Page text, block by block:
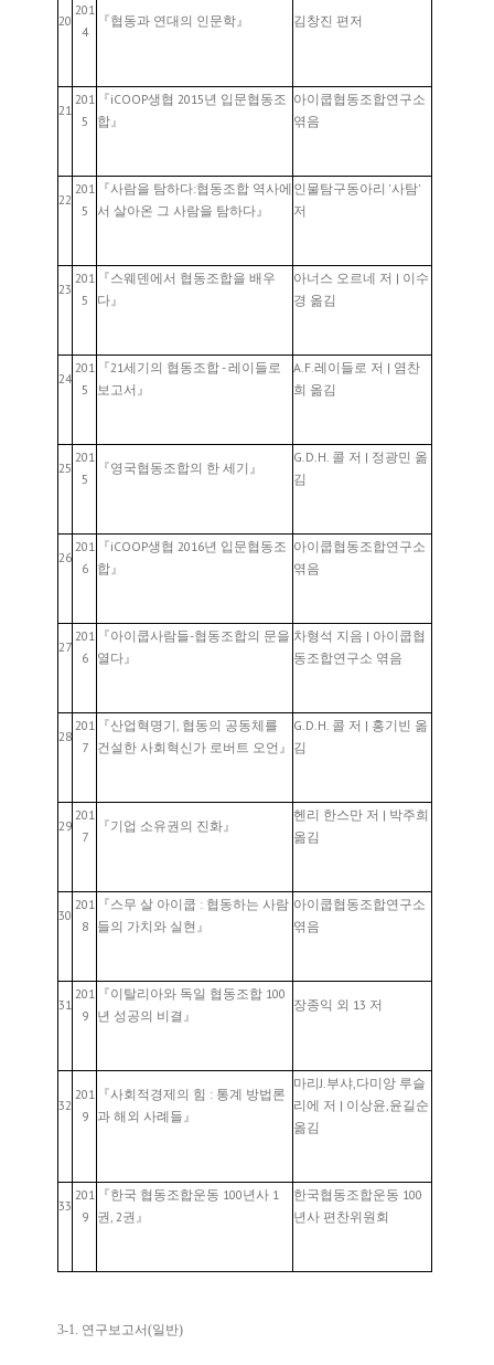
20
201
4
『협동과 연대의 인문학』 김창진 편저
21
201
5
『iCOOP생협 2015년 입문협동조
합』
아이쿱협동조합연구소
엮음
22
201
5
『사람을 탐하다:협동조합 역사에
서 살아온 그 사람을 탐하다』
인물탐구동아리 '사탐'
저
23
201
5
『스웨덴에서 협동조합을 배우
다』
아너스 오르네 저 | 이수
경 옮김
24
201
5
『21세기의 협동조합 - 레이들로
보고서』
A.F.레이들로 저 | 염찬
희 옮김
25
201
5
『영국협동조합의 한 세기』
G.D.H. 콜 저 | 정광민 옮
김
26
201
6
『iCOOP생협 2016년 입문협동조
합』
아이쿱협동조합연구소
엮음
27
201
6
『아이쿱사람들-협동조합의 문을
열다』
차형석 지음 | 아이쿱협
동조합연구소 엮음
28
201
7
『산업혁명기, 협동의 공동체를
건설한 사회혁신가 로버트 오언』
G.D.H. 콜 저 | 홍기빈 옮
김
29
201
7
『기업 소유권의 진화』
헨리 한스만 저 | 박주희
옮김
30
201
8
『스무 살 아이쿱 : 협동하는 사람
들의 가치와 실현』
아이쿱협동조합연구소
엮음
31
201
9
『이탈리아와 독일 협동조합 100
년 성공의 비결』
장종익 외 13 저
32
201
9
『사회적경제의 힘 : 통계 방법론
과 해외 사례들』
마리J.부샤,다미앙 루슬
리에 저 | 이상윤,윤길순
옮김
33
201
9
『한국 협동조합운동 100년사 1
권, 2권』
한국협동조합운동 100
년사 편찬위원회
3-1. 연구보고서(일반)